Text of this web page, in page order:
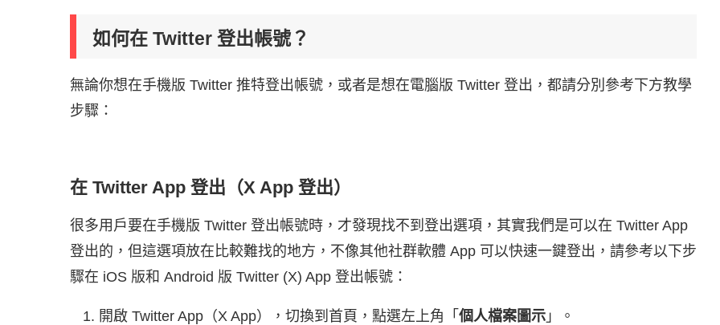
如何在 Twitter 登出帳號？
無論你想在手機版 Twitter 推特登出帳號，或者是想在電腦版 Twitter 登出，都請分別參考下方教學
步驟：
在 Twitter App 登出（X App 登出）
很多用戶要在手機版 Twitter 登出帳號時，才發現找不到登出選項，其實我們是可以在 Twitter App
登出的，但這選項放在比較難找的地方，不像其他社群軟體 App 可以快速一鍵登出，請參考以下步
驟在 iOS 版和 Android 版 Twitter (X) App 登出帳號：
開啟 Twitter App（X App），切換到首頁，點選左上角「 個人檔案圖示 」。